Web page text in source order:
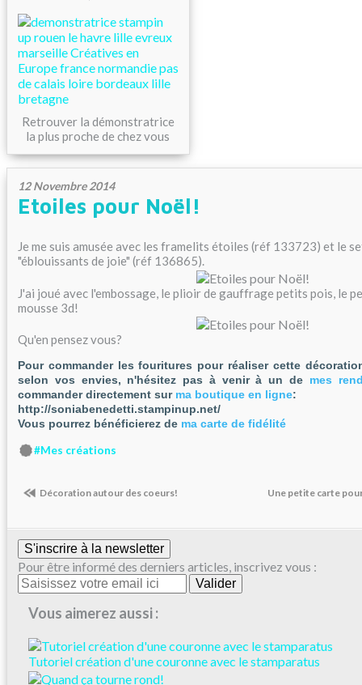
Retrouver la démonstratrice
la plus proche de chez vous
12 Novembre 2014
Etoiles pour Noël!
Je me suis amusée avec les framelits étoiles (réf 133723) et le
"éblouissants de joie" (réf 136865).
J'ai joué avec l'embossage, le plioir de gauffrage petits pois, le
mousse 3d!
Qu'en pensez vous?
Pour commander les fouritures pour réaliser cette
selon vos envies, n'hésitez pas à venir à un de mes
commander directement sur ma boutique en ligne:
http://soniabenedetti.stampinup.net/
Vous pourrez bénéficierez de ma carte de fidélité
#Mes créations
Décoration autour des coeurs! Une petite carte
S'inscrire à la newsletter
Pour être informé des derniers articles, inscrivez vous :
Vous aimerez aussi :
Tutoriel création d'une couronne avec le stamparatus